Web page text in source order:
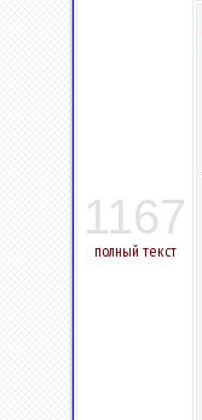
1167
полный текст